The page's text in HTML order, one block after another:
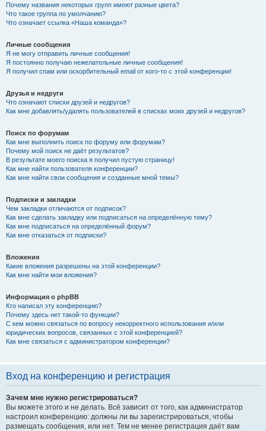
Почему названия некоторых групп имеют разные цвета?
Что такое группа по умолчанию?
Что означает ссылка «Наша команда»?
Личные сообщения
Я не могу отправить личные сообщения!
Я постоянно получаю нежелательные личные сообщения!
Я получил спам или оскорбительный email от кого-то с этой конференции!
Друзья и недруги
Что означают списки друзей и недругов?
Как мне добавлять/удалять пользователей в списках моих друзей и недругов?
Поиск по форумам
Как мне выполнить поиск по форуму или форумам?
Почему мой поиск не даёт результатов?
В результате моего поиска я получил пустую страницу!
Как мне найти пользователя конференции?
Как мне найти свои сообщения и созданные мной темы?
Подписки и закладки
Чем закладки отличаются от подписок?
Как мне сделать закладку или подписаться на определённую тему?
Как мне подписаться на определённый форум?
Как мне отказаться от подписки?
Вложения
Какие вложения разрешены на этой конференции?
Как мне найти мои вложения?
Информация о phpBB
Кто написал эту конференцию?
Почему здесь нет такой-то функции?
С кем можно связаться по вопросу некорректного использования и/или
юридических вопросов, связанных с этой конференцией?
Как мне связаться с администратором конференции?
Вход на конференцию и регистрация
Зачем мне нужно регистрироваться?
Вы можете этого и не делать. Всё зависит от того, как администратор
настроил конференцию: должны ли вы зарегистрироваться, чтобы
размещать сообщения, или нет. Тем не менее регистрация даёт вам